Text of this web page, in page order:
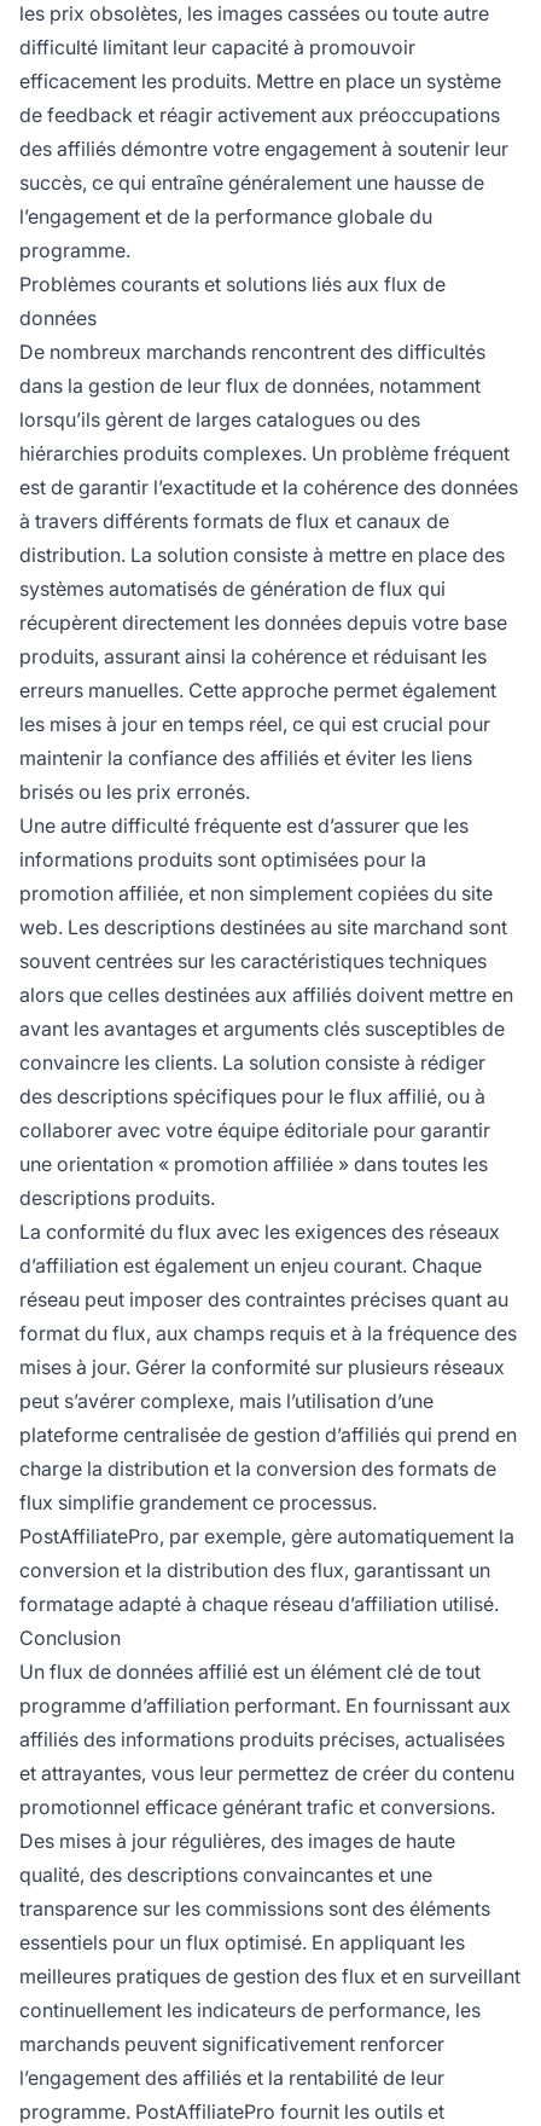
les prix obsolètes, les images cassées ou toute autre
difficulté limitant leur capacité à promouvoir
efficacement les produits. Mettre en place un système
de feedback et réagir activement aux préoccupations
des affiliés démontre votre engagement à soutenir leur
succès, ce qui entraîne généralement une hausse de
l’engagement et de la performance globale du
programme.
Problèmes courants et solutions liés aux flux de
données
De nombreux marchands rencontrent des difficultés
dans la gestion de leur flux de données, notamment
lorsqu’ils gèrent de larges catalogues ou des
hiérarchies produits complexes. Un problème fréquent
est de garantir l’exactitude et la cohérence des données
à travers différents formats de flux et canaux de
distribution. La solution consiste à mettre en place des
systèmes automatisés de génération de flux qui
récupèrent directement les données depuis votre base
produits, assurant ainsi la cohérence et réduisant les
erreurs manuelles. Cette approche permet également
les mises à jour en temps réel, ce qui est crucial pour
maintenir la confiance des affiliés et éviter les liens
brisés ou les prix erronés.
Une autre difficulté fréquente est d’assurer que les
informations produits sont optimisées pour la
promotion affiliée, et non simplement copiées du site
web. Les descriptions destinées au site marchand sont
souvent centrées sur les caractéristiques techniques
alors que celles destinées aux affiliés doivent mettre en
avant les avantages et arguments clés susceptibles de
convaincre les clients. La solution consiste à rédiger
des descriptions spécifiques pour le flux affilié, ou à
collaborer avec votre équipe éditoriale pour garantir
une orientation « promotion affiliée » dans toutes les
descriptions produits.
La conformité du flux avec les exigences des réseaux
d’affiliation est également un enjeu courant. Chaque
réseau peut imposer des contraintes précises quant au
format du flux, aux champs requis et à la fréquence des
mises à jour. Gérer la conformité sur plusieurs réseaux
peut s’avérer complexe, mais l’utilisation d’une
plateforme centralisée de gestion d’affiliés qui prend en
charge la distribution et la conversion des formats de
flux simplifie grandement ce processus.
PostAffiliatePro, par exemple, gère automatiquement la
conversion et la distribution des flux, garantissant un
formatage adapté à chaque réseau d’affiliation utilisé.
Conclusion
Un flux de données affilié est un élément clé de tout
programme d’affiliation performant. En fournissant aux
affiliés des informations produits précises, actualisées
et attrayantes, vous leur permettez de créer du contenu
promotionnel efficace générant trafic et conversions.
Des mises à jour régulières, des images de haute
qualité, des descriptions convaincantes et une
transparence sur les commissions sont des éléments
essentiels pour un flux optimisé. En appliquant les
meilleures pratiques de gestion des flux et en surveillant
continuellement les indicateurs de performance, les
marchands peuvent significativement renforcer
l’engagement des affiliés et la rentabilité de leur
programme. PostAffiliatePro fournit les outils et